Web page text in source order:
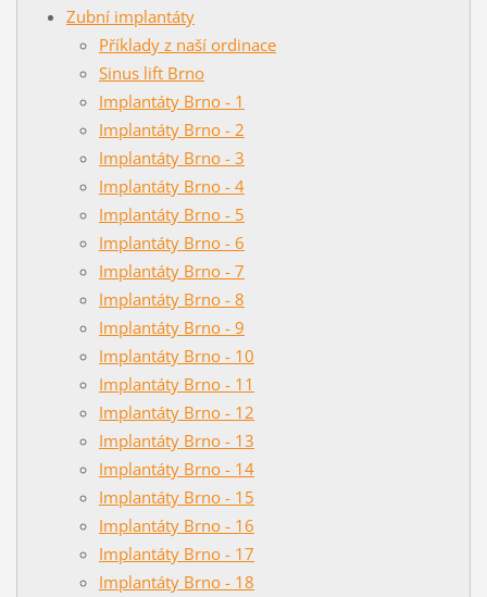
Zubní implantáty
Příklady z naší ordinace
Sinus lift Brno
Implantáty Brno - 1
Implantáty Brno - 2
Implantáty Brno - 3
Implantáty Brno - 4
Implantáty Brno - 5
Implantáty Brno - 6
Implantáty Brno - 7
Implantáty Brno - 8
Implantáty Brno - 9
Implantáty Brno - 10
Implantáty Brno - 11
Implantáty Brno - 12
Implantáty Brno - 13
Implantáty Brno - 14
Implantáty Brno - 15
Implantáty Brno - 16
Implantáty Brno - 17
Implantáty Brno - 18